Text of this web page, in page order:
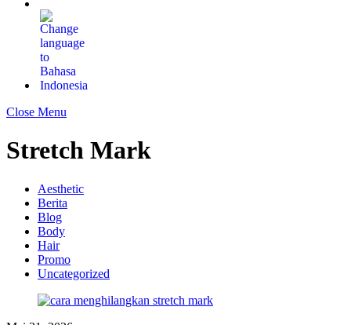
Close Menu
Stretch Mark
Aesthetic
Berita
Blog
Body
Hair
Promo
Uncategorized